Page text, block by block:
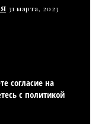
31 марта, 2023
согласие на
с политикой